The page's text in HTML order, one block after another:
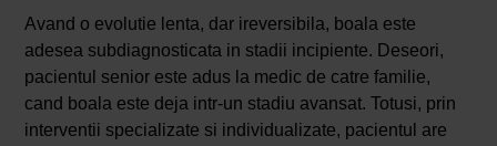
Avand o evolutie lenta, dar ireversibila, boala este
adesea subdiagnosticata in stadii incipiente. Deseori,
pacientul senior este adus la medic de catre familie,
cand boala este deja intr-un stadiu avansat. Totusi, prin
interventii specializate si individualizate, pacientul are